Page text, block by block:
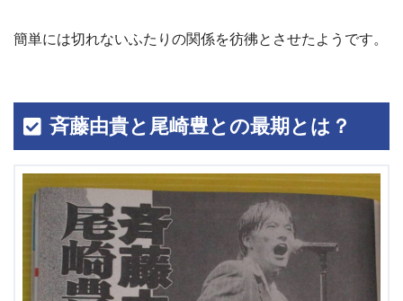
簡単には切れないふたりの関係を彷彿とさせたようです。
斉藤由貴と尾崎豊との最期とは？